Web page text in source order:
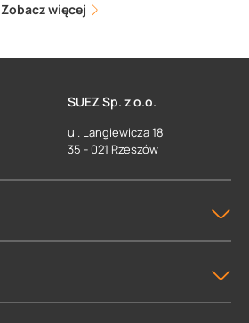
Zobacz więcej
SUEZ Sp. z o.o.
ul. Langiewicza 18
35 - 021 Rzeszów